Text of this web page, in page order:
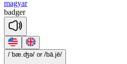
magyar
badger
/ˈbæ.ʤə/ or /bā.jē/